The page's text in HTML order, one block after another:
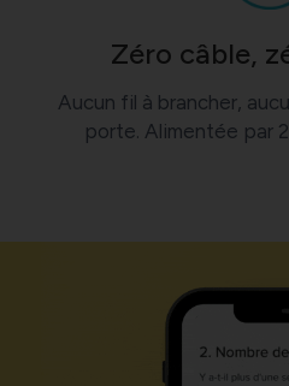
Zéro câble,
Aucun fil à brancher,
porte. Alimentée par